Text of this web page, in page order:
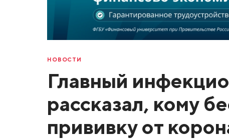
НОВОСТИ
Главный
рассказал, кому
прививку от